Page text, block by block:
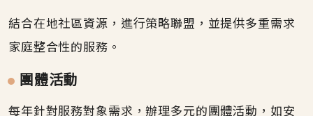
結合在地社區資源，進行策略聯盟，並提供多重需求
家庭整合性的服務。
團體活動
每年針對服務對象需求，辦理多元的團體活動，如安